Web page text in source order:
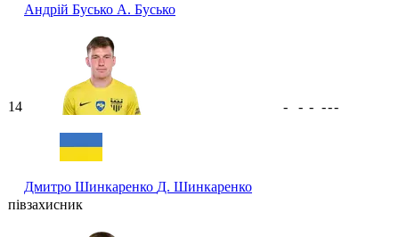
Андрій Бусько А. Бусько
14
Дмитро Шинкаренко Д. Шинкаренко
- - - ---
півзахисник